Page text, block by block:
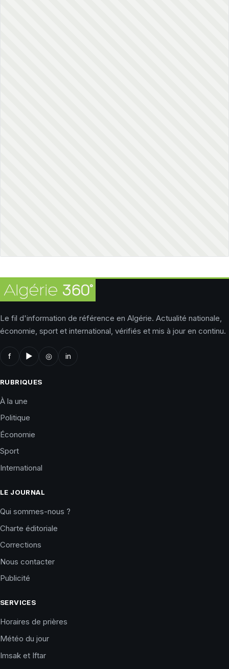
Le fil d'information de référence en Algérie. Actualité nationale,
économie, sport et international, vérifiés et mis à jour en continu.
f ▶ ◎ in
RUBRIQUES
À la une
Politique
Économie
Sport
International
LE JOURNAL
Qui sommes-nous ?
Charte éditoriale
Corrections
Nous contacter
Publicité
SERVICES
Horaires de prières
Météo du jour
Imsak et Iftar